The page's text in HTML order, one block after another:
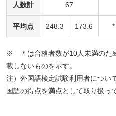
人数計 67
平均点 248.3 173.6 *
※ ＊は合格者数が10人未満のた
載しないものを示す。
注）外国語検定試験利用者につい
国語の得点を満点として取り扱っ